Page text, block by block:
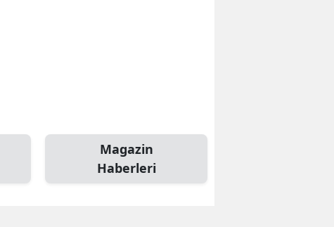
Magazin
Haberleri